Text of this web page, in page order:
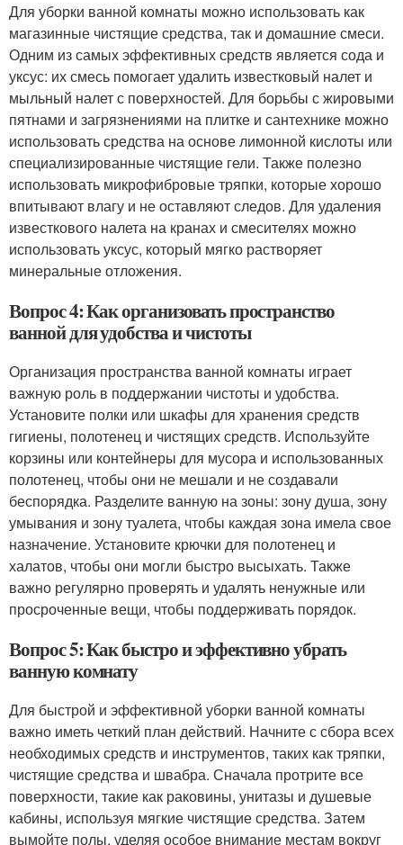
Для уборки ванной комнаты можно использовать как
магазинные чистящие средства, так и домашние смеси.
Одним из самых эффективных средств является сода и
уксус: их смесь помогает удалить известковый налет и
мыльный налет с поверхностей. Для борьбы с жировыми
пятнами и загрязнениями на плитке и сантехнике можно
использовать средства на основе лимонной кислоты или
специализированные чистящие гели. Также полезно
использовать микрофибровые тряпки, которые хорошо
впитывают влагу и не оставляют следов. Для удаления
известкового налета на кранах и смесителях можно
использовать уксус, который мягко растворяет
минеральные отложения.
Вопрос 4: Как организовать пространство
ванной для удобства и чистоты
Организация пространства ванной комнаты играет
важную роль в поддержании чистоты и удобства.
Установите полки или шкафы для хранения средств
гигиены, полотенец и чистящих средств. Используйте
корзины или контейнеры для мусора и использованных
полотенец, чтобы они не мешали и не создавали
беспорядка. Разделите ванную на зоны: зону душа, зону
умывания и зону туалета, чтобы каждая зона имела свое
назначение. Установите крючки для полотенец и
халатов, чтобы они могли быстро высыхать. Также
важно регулярно проверять и удалять ненужные или
просроченные вещи, чтобы поддерживать порядок.
Вопрос 5: Как быстро и эффективно убрать
ванную комнату
Для быстрой и эффективной уборки ванной комнаты
важно иметь четкий план действий. Начните с сбора всех
необходимых средств и инструментов, таких как тряпки,
чистящие средства и швабра. Сначала протрите все
поверхности, такие как раковины, унитазы и душевые
кабины, используя мягкие чистящие средства. Затем
вымойте полы, уделяя особое внимание местам вокруг